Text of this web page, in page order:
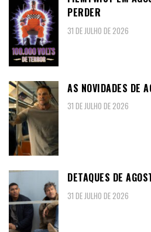
PERDER
31 DE JULHO DE 2026
AS NOVIDADES DE
31 DE JULHO DE 2026
DETAQUES DE
31 DE JULHO DE 2026